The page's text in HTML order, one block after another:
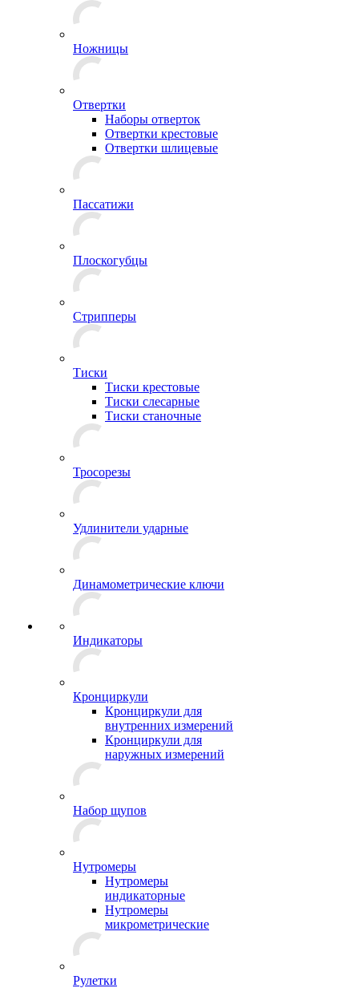
Ножницы
Отвертки
Наборы отверток
Отвертки крестовые
Отвертки шлицевые
Пассатижи
Плоскогубцы
Стрипперы
Тиски
Тиски крестовые
Тиски слесарные
Тиски станочные
Тросорезы
Удлинители ударные
Динамометрические ключи
Индикаторы
Кронциркули
Кронциркули для
внутренних измерений
Кронциркули для
наружных измерений
Набор щупов
Нутромеры
Нутромеры
индикаторные
Нутромеры
микрометрические
Рулетки